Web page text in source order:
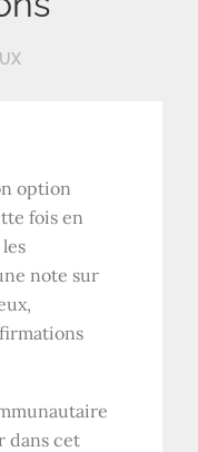
option
fois en
note sur
dans cet